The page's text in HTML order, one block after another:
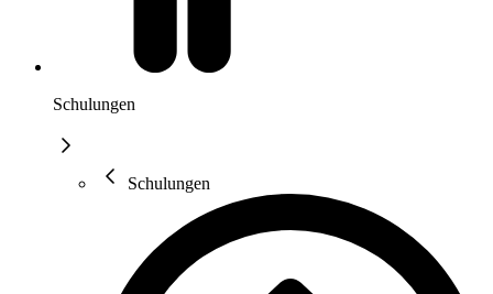
Schulungen
Schulungen